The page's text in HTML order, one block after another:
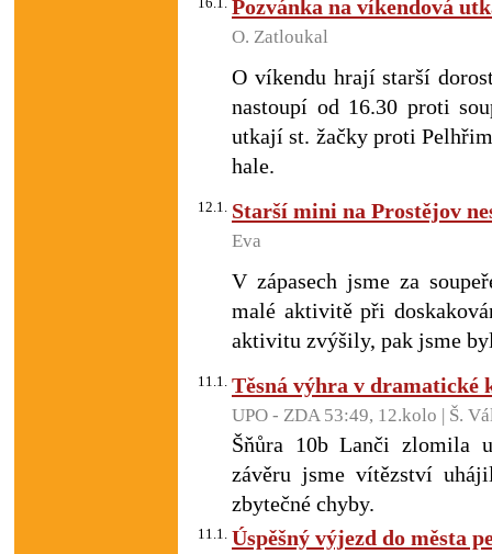
Pozvánka na víkendová
O. Zatloukal
O víkendu hrají starší
nastoupí od 16.30 proti
utkají st. žačky proti
hale.
12.1. Starší mini na Prostějov
Eva
V zápasech jsme za
malé aktivitě při
aktivitu zvýšily, pak jsme
11.1. Těsná výhra v dramatické
UPO - ZDA 53:49, 12.kolo | Š.
Šňůra 10b Lanči zlomila
závěru jsme vítězství
zbytečné chyby.
11.1. Úspěšný výjezd do města